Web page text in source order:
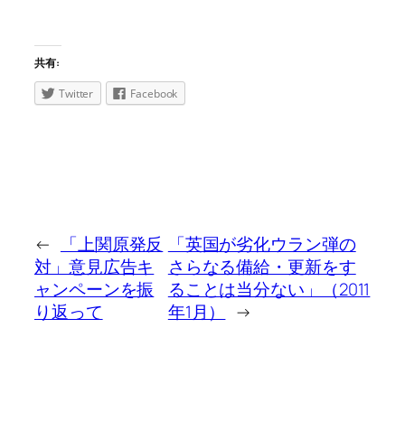
共有:
Twitter
Facebook
←
「上関原発反
対」意見広告キ
ャンペーンを振
り返って
「英国が劣化ウラン弾の
さらなる備給・更新をす
ることは当分ない」（2011
年1月）
→